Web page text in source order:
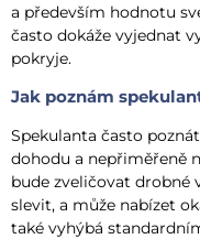
a především hodnotu
často dokáže vyjednat
pokryje.
Jak poznám
Spekulanta často
dohodu a nepřiměřeně
bude zveličovat drobné
slevit, a může nabízet
také vyhýbá